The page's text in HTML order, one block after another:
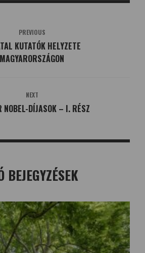
PREVIOUS
KUTATÓK HELYZETE
MAGYARORSZÁGON
NEXT
NOBEL-DÍJASOK – I. RÉSZ
BEJEGYZÉSEK